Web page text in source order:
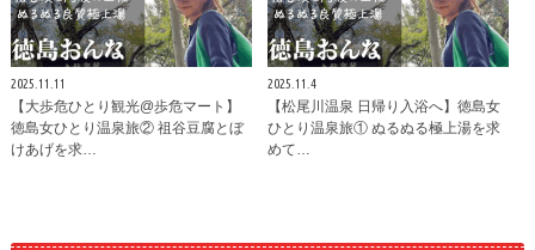
2025.11.11
【大歩危ひとり観光@歩危マート】
徳島女ひとり温泉旅② 祖谷豆腐とぼ
けあげを求…
2025.11.4
【松尾川温泉 日帰り入浴へ】徳島女
ひとり温泉旅① ぬるぬる極上湯を求
めて…